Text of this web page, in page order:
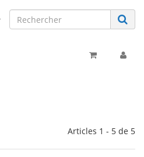
Articles 1 - 5 de 5